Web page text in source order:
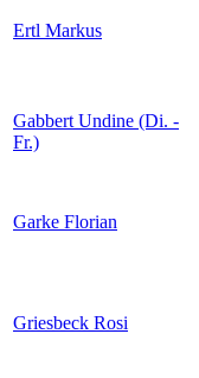
Ertl Markus
Gabbert Undine (Di. -
Fr.)
Garke Florian
Griesbeck Rosi